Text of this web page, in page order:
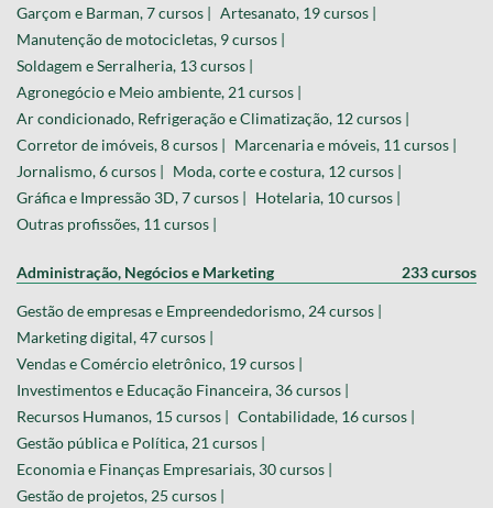
Garçom e Barman, 7 cursos | Artesanato, 19 cursos |
Manutenção de motocicletas, 9 cursos |
Soldagem e Serralheria, 13 cursos |
Agronegócio e Meio ambiente, 21 cursos |
Ar condicionado, Refrigeração e Climatização, 12 cursos |
Corretor de imóveis, 8 cursos | Marcenaria e móveis, 11 cursos |
Jornalismo, 6 cursos | Moda, corte e costura, 12 cursos |
Gráfica e Impressão 3D, 7 cursos | Hotelaria, 10 cursos |
Outras profissões, 11 cursos |
Administração, Negócios e Marketing 233 cursos
Gestão de empresas e Empreendedorismo, 24 cursos |
Marketing digital, 47 cursos |
Vendas e Comércio eletrônico, 19 cursos |
Investimentos e Educação Financeira, 36 cursos |
Recursos Humanos, 15 cursos | Contabilidade, 16 cursos |
Gestão pública e Política, 21 cursos |
Economia e Finanças Empresariais, 30 cursos |
Gestão de projetos, 25 cursos |